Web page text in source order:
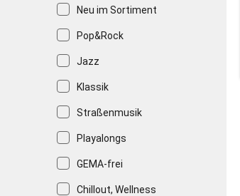
Neu im Sortiment
Pop&Rock
Jazz
Klassik
Straßenmusik
Playalongs
GEMA-frei
Chillout, Wellness